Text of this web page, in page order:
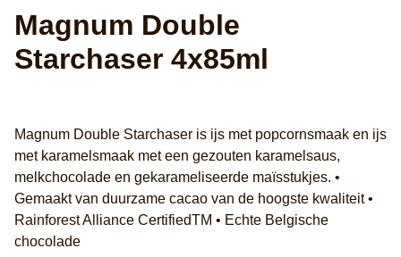
Magnum Double
Starchaser 4x85ml
beoordelingen
ingediend
voor
deze
product
Schrijf een recensie Een vraag stellen
Magnum Double Starchaser is ijs met popcornsmaak en ijs
met karamelsmaak met een gezouten karamelsaus,
melkchocolade en gekarameliseerde maïsstukjes. •
Gemaakt van duurzame cacao van de hoogste kwaliteit •